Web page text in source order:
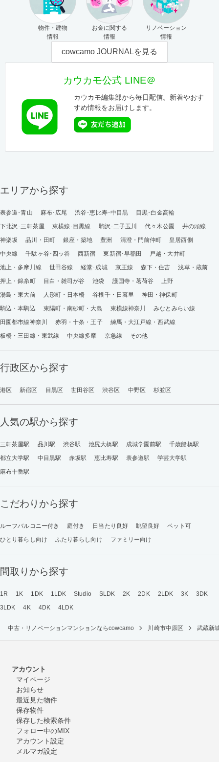
物件・建物
情報
お金に関する
情報
リノベーション
情報
cowcamo JOURNALを見る
カウカモ公式 LINE＠
カウカモ編集部から毎日配信。新着やおす
すめ情報をお届けします。
エリアから探す
表参道･青山 麻布･広尾 渋谷･恵比寿･中目黒
目黒･白金高輪
下北沢･三軒茶屋
東横線･目黒線 駒沢･二子玉川 代々木公園
井の頭線
神楽坂
品川・田町 銀座・築地 豊洲 清澄・門前仲町
皇居西側
中央線
千駄ヶ谷･四ッ谷 西新宿 東新宿･早稲田
戸越・大井町
池上・多摩川線
世田谷線 経堂･成城 京王線 森下・住吉
浅草・蔵前
押上・錦糸町
目白・雑司が谷 池袋 護国寺・茗荷谷
上野
湯島・東大前
人形町・日本橋 谷根千・日暮里
神田・神保町
駒込・本駒込
東陽町・南砂町・大島 東横線神奈川
みなとみらい線
田園都市線神奈川
赤羽・十条・王子
練馬・大江戸線・西武線
板橋・三田線・東武線
中央線多摩 京急線 その他
行政区から探す
港区 新宿区 目黒区 世田谷区 渋谷区 中野区 杉並区
人気の駅から探す
三軒茶屋駅 品川駅 渋谷駅 池尻大橋駅 成城学園前駅
千歳船橋駅
都立大学駅
中目黒駅 赤坂駅 恵比寿駅 表参道駅
学芸大学駅
麻布十番駅
こだわりから探す
ルーフバルコニー付き 庭付き 日当たり良好 眺望良好
ペット可
ひとり暮らし向け
ふたり暮らし向け ファミリー向け
間取りから探す
1R 1K 1DK 1LDK Studio SLDK 2K 2DK 2LDK 3K
3DK
3LDK
4K 4DK 4LDK
中古・リノベーションマンションならcowcamo 川崎市中原区 武蔵新
アカウント
マイページ
お知らせ
最近見た物件
保存物件
保存した検索条件
フォロー中のMIX
アカウント設定
メルマガ設定